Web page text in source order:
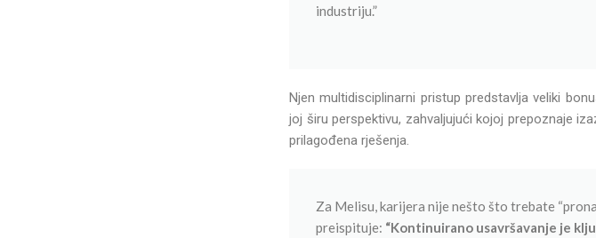
industriju.”
Njen multidisciplinarni pristup predstavlja veliki
joj širu perspektivu, zahvaljujući kojoj prepoznaje
prilagođena rješenja.
Za Melisu, karijera nije nešto što trebate
preispituje: “Kontinuirano usavršavanje je